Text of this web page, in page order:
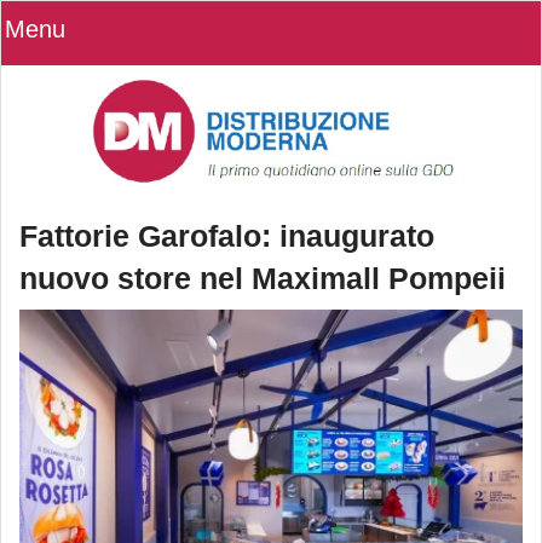
Menu
Fattorie Garofalo: inaugurato
nuovo store nel Maximall Pompeii